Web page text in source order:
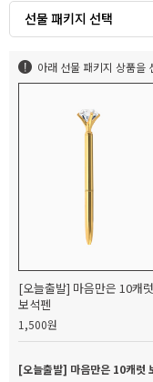
선물 패키지 선택
아래 선물 패키지 상품을
[오늘출발] 마음만은 10캐럿
보석펜
1,500원
[오늘출발] 마음만은 10캐럿